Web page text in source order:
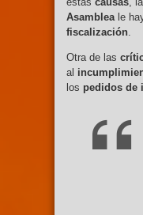
Asamblea le
fiscalización
Otra de las
al
los pedidos de